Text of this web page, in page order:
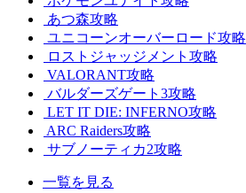
あつ森攻略
ユニコーンオーバーロード攻略
ロストジャッジメント攻略
VALORANT攻略
バルダーズゲート3攻略
LET IT DIE: INFERNO攻略
ARC Raiders攻略
サブノーティカ2攻略
一覧を見る